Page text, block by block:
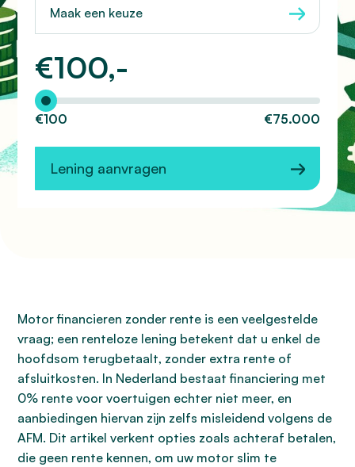
Maak een keuze
€100,-
Hoeveel wilt u lenen?
€100 €75.000
Lening aanvragen
Motor financieren zonder rente is een veelgestelde
vraag; een renteloze lening betekent dat u enkel de
hoofdsom terugbetaalt, zonder extra rente of
afsluitkosten. In Nederland bestaat financiering met
0% rente voor voertuigen echter niet meer, en
aanbiedingen hiervan zijn zelfs misleidend volgens de
AFM. Dit artikel verkent opties zoals achteraf betalen,
die geen rente kennen, om uw motor slim te